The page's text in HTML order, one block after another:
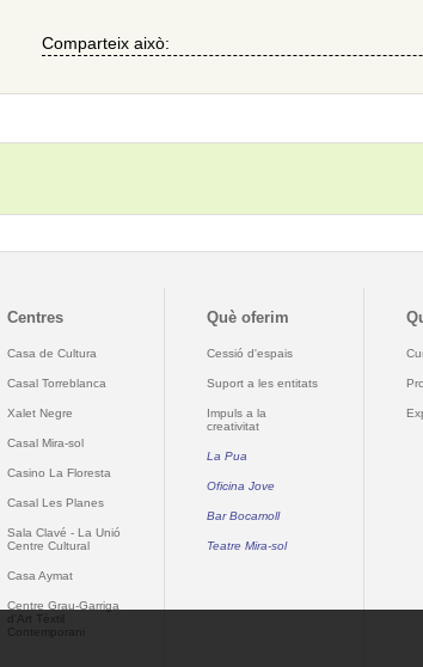
Comparteix això:
Centres
Casa de Cultura
Casal Torreblanca
Xalet Negre
Casal Mira-sol
Casino La Floresta
Casal Les Planes
Sala Clavé - La Unió
Centre Cultural
Casa Aymat
Centre Grau-Garriga
d'Art Tèxtil
Contemporani
Què oferim
Cessió d'espais
Suport a les entitats
Impuls a la
creativitat
La Pua
Oficina Jove
Bar Bocamoll
Teatre Mira-sol